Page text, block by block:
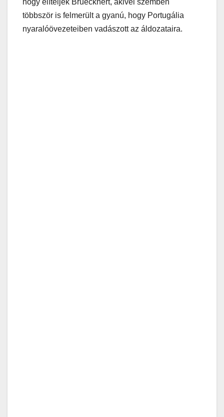
többször is felmerült a gyanú, hogy Portugália
nyaralóövezeteiben vadászott az áldozataira.